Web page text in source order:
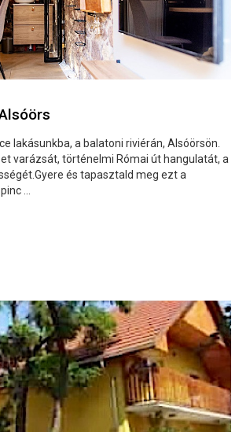
lakásunkba, a balatoni riviérán, Alsóörsön.
varázsát, történelmi Római út hangulatát, a
és tapasztald meg ezt a
...